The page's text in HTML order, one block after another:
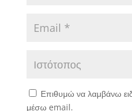
Επιθυμώ να λαμβάνω
μέσω email.